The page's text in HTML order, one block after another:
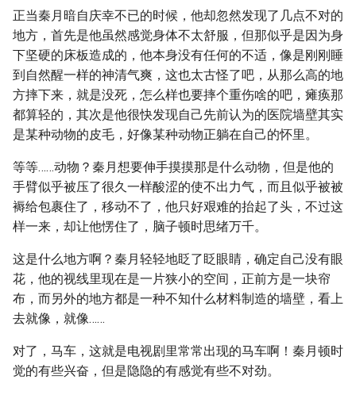
正当秦月暗自庆幸不已的时候，他却忽然发现了几点不对的
地方，首先是他虽然感觉身体不太舒服，但那似乎是因为身
下坚硬的床板造成的，他本身没有任何的不适，像是刚刚睡
到自然醒一样的神清气爽，这也太古怪了吧，从那么高的地
方摔下来，就是没死，怎么样也要摔个重伤啥的吧，瘫痪那
都算轻的，其次是他很快发现自己先前认为的医院墙壁其实
是某种动物的皮毛，好像某种动物正躺在自己的怀里。
等等……动物？秦月想要伸手摸摸那是什么动物，但是他的
手臂似乎被压了很久一样酸涩的使不出力气，而且似乎被被
褥给包裹住了，移动不了，他只好艰难的抬起了头，不过这
样一来，却让他愣住了，脑子顿时思绪万千。
这是什么地方啊？秦月轻轻地眨了眨眼睛，确定自己没有眼
花，他的视线里现在是一片狭小的空间，正前方是一块帘
布，而另外的地方都是一种不知什么材料制造的墙壁，看上
去就像，就像……
对了，马车，这就是电视剧里常常出现的马车啊！秦月顿时
觉的有些兴奋，但是隐隐的有感觉有些不对劲。